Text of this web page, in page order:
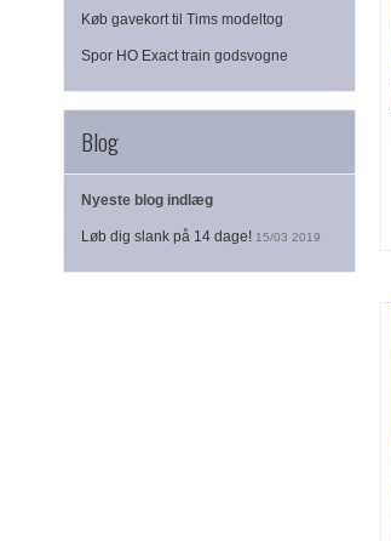
Køb gavekort til Tims modeltog
Spor HO Exact train godsvogne
Blog
Nyeste blog indlæg
Løb dig slank på 14 dage! 15/03 2019